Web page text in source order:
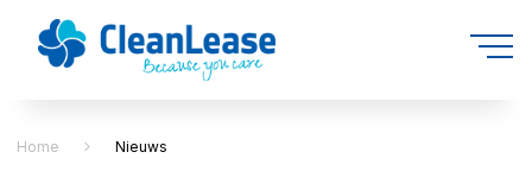
Home Nieuws